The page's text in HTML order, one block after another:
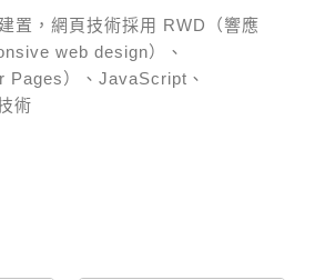
置，網頁技術採用 RWD（響應
web design）、
Pages）、JavaScript、
術